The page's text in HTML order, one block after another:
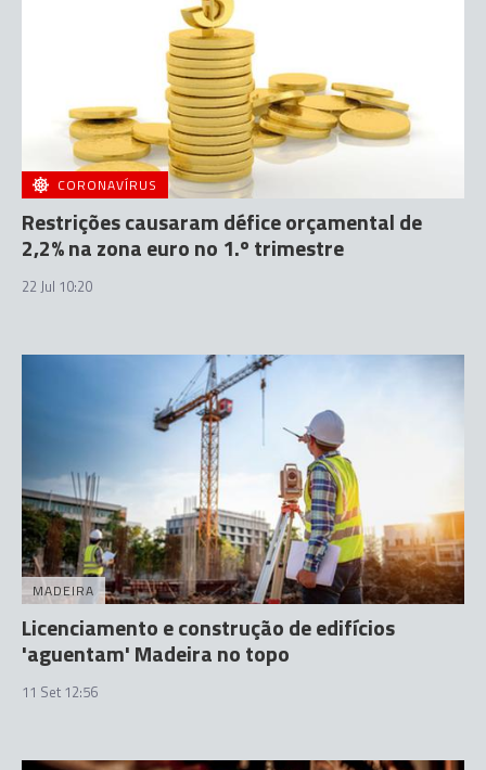
CORONAVÍRUS
Restrições causaram défice orçamental de
2,2% na zona euro no 1.º trimestre
22 Jul 10:20
MADEIRA
Licenciamento e construção de edifícios
'aguentam' Madeira no topo
11 Set 12:56